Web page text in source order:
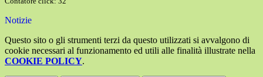
Notizie
Questo sito o gli strumenti terzi da questo utilizzati si avvalgono di
cookie necessari al funzionamento ed utili alle finalità illustrate nella
COOKIE POLICY.